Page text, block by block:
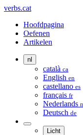
verbs.cat
Hoofdpagina
Oefenen
Artikelen
nl
català ca
English en
castellano es
français fr
Nederlands
Deutsch de
Licht